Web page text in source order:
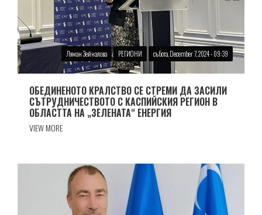
Ляман Зейналова РЕГИОНИ събота, December 7, 2024 - 09:39
ОБЕДИНЕНОТО КРАЛСТВО СЕ СТРЕМИ ДА ЗАСИЛИ
СЪТРУДНИЧЕСТВОТО С КАСПИЙСКИЯ РЕГИОН В
ОБЛАСТТА НА „ЗЕЛЕНАТА“ ЕНЕРГИЯ
VIEW MORE